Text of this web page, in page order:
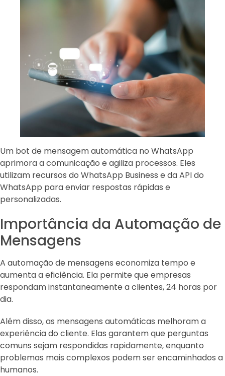
Um bot de mensagem automática no WhatsApp
aprimora a comunicação e agiliza processos. Eles
utilizam recursos do WhatsApp Business e da API do
WhatsApp para enviar respostas rápidas e
personalizadas.
Importância da Automação de
Mensagens
A automação de mensagens economiza tempo e
aumenta a eficiência. Ela permite que empresas
respondam instantaneamente a clientes, 24 horas por
dia.
Além disso, as mensagens automáticas melhoram a
experiência do cliente. Elas garantem que perguntas
comuns sejam respondidas rapidamente, enquanto
problemas mais complexos podem ser encaminhados a
humanos.